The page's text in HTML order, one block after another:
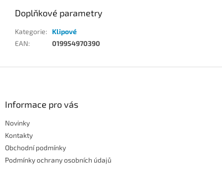
Doplňkové parametry
Kategorie:
Klipové
EAN: 019954970390
Informace pro vás
Novinky
Kontakty
Obchodní podmínky
Podmínky ochrany osobních údajů